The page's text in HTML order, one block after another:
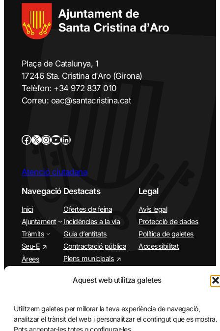
Aquest web utilitza galetes
Utilitzem galetes per millorar la teva experiència de navegació,
analitzar el trànsit del web i personalitzar el contingut que es mostra.
Pots acceptar-les totes o configurar-les.
Plaça de Catalunya, 1
17246 Sta. Cristina d'Aro (Girona)
Telèfon: +34 972 837 010
Correu: oac@santacristina.cat
Atenció ciutadana
Navegació
Inici
Ajuntament
Tràmits
Seu-E
Àrees
Destacats
Ofertes de feina
Incidències a la via
Guia d’entitats
Contractació pública
Plens municipals
Legal
Avís legal
Protecció de dades
Política de galetes
Accessibilitat